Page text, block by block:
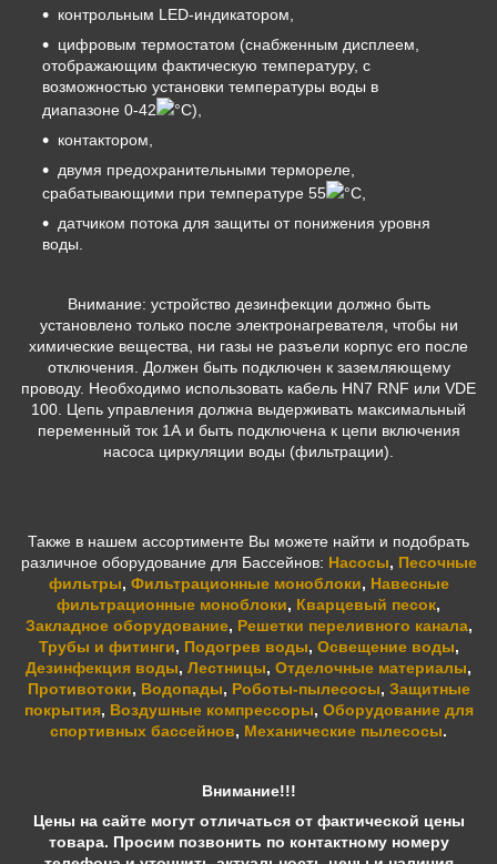
контрольным LED-индикатором,
цифровым термостатом (снабженным дисплеем,
отображающим фактическую температуру, с
возможностью установки температуры воды в
диапазоне 0-42
°С),
контактором,
двумя предохранительными термореле,
срабатывающими при температуре 55
°С,
датчиком потока для защиты от понижения уровня
воды.
Внимание: устройство дезинфекции должно быть
установлено только после электронагревателя, чтобы ни
химические вещества, ни газы не разъели корпус его после
отключения. Должен быть подключен к заземляющему
проводу. Необходимо использовать кабель HN7 RNF или VDE
100. Цепь управления должна выдерживать максимальный
переменный ток 1А и быть подключена к цепи включения
насоса циркуляции воды (фильтрации).
Также в нашем ассортименте Вы можете найти и подобрать
различное оборудование для Бассейнов: Насосы, Песочные
фильтры, Фильтрационные моноблоки, Навесные
фильтрационные моноблоки, Кварцевый песок,
Закладное оборудование, Решетки переливного канала,
Трубы и фитинги, Подогрев воды, Освещение воды,
Дезинфекция воды, Лестницы, Отделочные материалы,
Противотоки, Водопады, Роботы-пылесосы, Защитные
покрытия, Воздушные компрессоры, Оборудование для
спортивных бассейнов, Механические пылесосы.
Внимание!!!
Цены на сайте могут отличаться от фактической цены
товара. Просим позвонить по контактному номеру